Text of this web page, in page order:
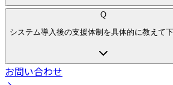
Q
システム導入後の支援体制を具体的に教えて下
お問い合わせ